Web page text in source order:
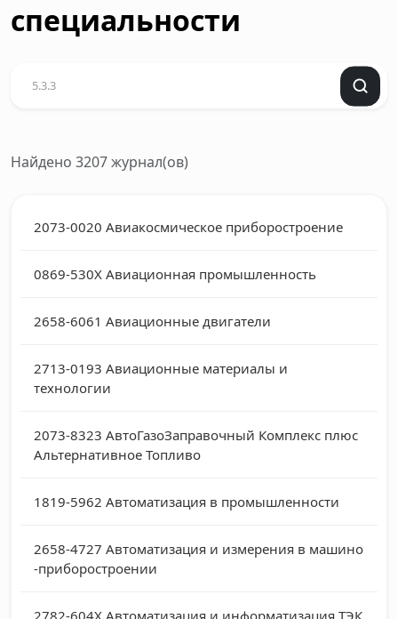
специальности
Найдено 3207 журнал(ов)
2073-0020 Авиакосмическое приборостроение
0869-530X Авиационная промышленность
2658-6061 Авиационные двигатели
2713-0193 Авиационные материалы и
технологии
2073-8323 АвтоГазоЗаправочный Комплекс плюс
Альтернативное Топливо
1819-5962 Автоматизация в промышленности
2658-4727 Автоматизация и измерения в машино
-приборостроении
2782-604X Автоматизация и информатизация ТЭК